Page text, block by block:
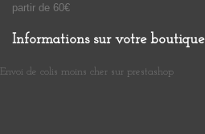
partir de 60€
Informations sur votre boutique
Envoi de colis moins cher sur prestashop